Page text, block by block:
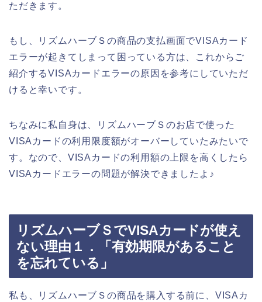
ただきます。
もし、リズムハーブＳの商品の支払画面でVISAカード
エラーが起きてしまって困っている方は、これからご
紹介するVISAカードエラーの原因を参考にしていただ
けると幸いです。
ちなみに私自身は、リズムハーブＳのお店で使った
VISAカードの利用限度額がオーバーしていたみたいで
す。なので、VISAカードの利用額の上限を高くしたら
VISAカードエラーの問題が解決できましたよ♪
リズムハーブＳでVISAカードが使え
ない理由１．「有効期限があること
を忘れている」
私も、リズムハーブＳの商品を購入する前に、VISAカ